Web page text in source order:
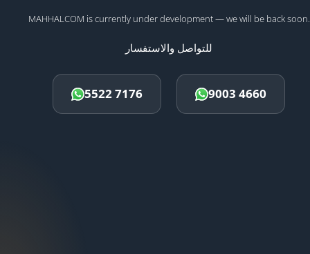
MAHHALCOM is currently under development — we will be back soon.
للتواصل والاستفسار
5522 7176 9003 4660